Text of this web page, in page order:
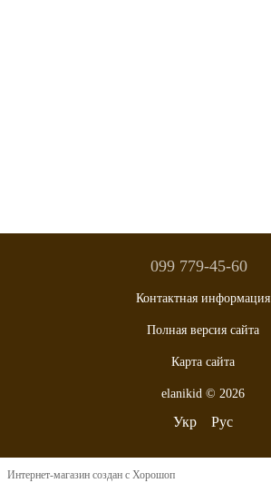
099 779-45-60
Контактная информация
Полная версия сайта
Карта сайта
elanikid © 2026
Укр Рус
Интернет-магазин создан с Хорошоп